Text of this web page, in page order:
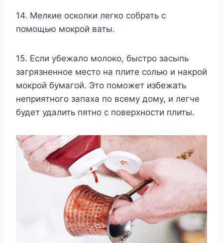
14. Мелкие осколки легко собрать с
помощью мокрой ваты.
15. Если убежало молоко, быстро засыпь
загрязненное место на плите солью и накрой
мокрой бумагой. Это поможет избежать
неприятного запаха по всему дому, и легче
будет удалить пятно с поверхности плиты.